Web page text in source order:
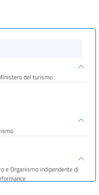
del turismo
e Organismo indipendente di